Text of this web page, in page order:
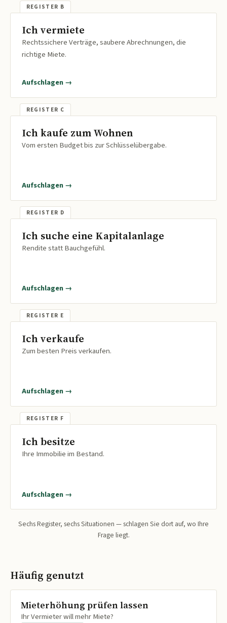
Ich vermiete
Rechtssichere Verträge, saubere Abrechnungen, die
richtige Miete.
Aufschlagen →
Ich kaufe zum Wohnen
Vom ersten Budget bis zur Schlüsselübergabe.
Aufschlagen →
Ich suche eine Kapitalanlage
Rendite statt Bauchgefühl.
Aufschlagen →
Ich verkaufe
Zum besten Preis verkaufen.
Aufschlagen →
Ich besitze
Ihre Immobilie im Bestand.
Aufschlagen →
Sechs Register, sechs Situationen — schlagen Sie dort auf, wo Ihre
Frage liegt.
Häufig genutzt
Mieterhöhung prüfen lassen
Ihr Vermieter will mehr Miete?